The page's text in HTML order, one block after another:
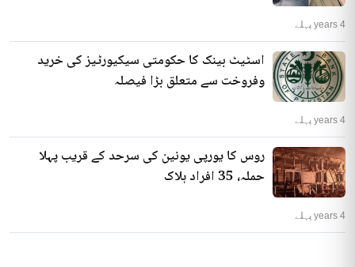
4 years پہلے
اسٹیٹ بینک کا حکومتی سیکیورٹیز کی خرید
وفروخت سے متعلق بڑا فیصلہ
4 years پہلے
روس کا یورپی یونین کی سرحد کے قریب پہلا
حملہ، 35 افراد ہلاک
4 years پہلے